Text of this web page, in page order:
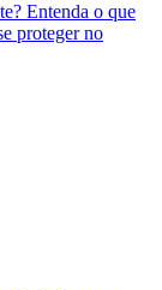
Entenda o que
proteger no